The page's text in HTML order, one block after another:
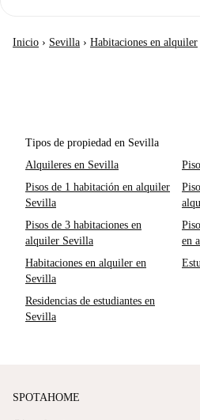
Inicio › Sevilla › Habitaciones en alquiler
Tipos de propiedad en Sevilla
Alquileres en Sevilla
Pisos de 1 habitación en alquiler
Sevilla
Pisos de 3 habitaciones en
alquiler Sevilla
en
Habitaciones en alquiler en
Sevilla
Residencias de estudiantes en
Sevilla
SPOTAHOME